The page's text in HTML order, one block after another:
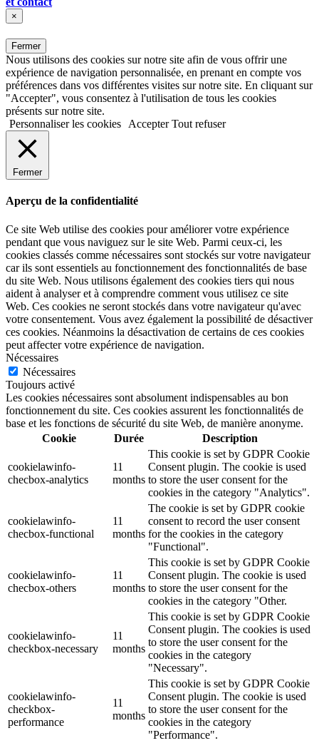
×
Fermer
Nous utilisons des cookies sur notre site afin de vous offrir une
expérience de navigation personnalisée, en prenant en compte vos
préférences dans vos différentes visites sur notre site. En cliquant sur
"Accepter", vous consentez à l'utilisation de tous les cookies
présents sur notre site.
Personnaliser les cookies
Accepter Tout refuser
Fermer
Aperçu de la confidentialité
Ce site Web utilise des cookies pour améliorer votre expérience
pendant que vous naviguez sur le site Web. Parmi ceux-ci, les
cookies classés comme nécessaires sont stockés sur votre navigateur
car ils sont essentiels au fonctionnement des fonctionnalités de base
du site Web. Nous utilisons également des cookies tiers qui nous
aident à analyser et à comprendre comment vous utilisez ce site
Web. Ces cookies ne seront stockés dans votre navigateur qu'avec
votre consentement. Vous avez également la possibilité de désactiver
ces cookies. Néanmoins la désactivation de certains de ces cookies
peut affecter votre expérience de navigation.
Nécessaires
Nécessaires
Toujours activé
Les cookies nécessaires sont absolument indispensables au bon
fonctionnement du site. Ces cookies assurent les fonctionnalités de
base et les fonctions de sécurité du site Web, de manière anonyme.
Cookie
Durée Description
cookielawinfo-
checbox-analytics
11
months
This cookie is set by GDPR Cookie
Consent plugin. The cookie is used
to store the user consent for the
cookies in the category "Analytics".
cookielawinfo-
checbox-functional
11
months
The cookie is set by GDPR cookie
consent to record the user consent
for the cookies in the category
"Functional".
cookielawinfo-
checbox-others
11
months
This cookie is set by GDPR Cookie
Consent plugin. The cookie is used
to store the user consent for the
cookies in the category "Other.
cookielawinfo-
checkbox-necessary
11
months
This cookie is set by GDPR Cookie
Consent plugin. The cookies is used
to store the user consent for the
cookies in the category
"Necessary".
cookielawinfo-
checkbox-
performance
11
months
This cookie is set by GDPR Cookie
Consent plugin. The cookie is used
to store the user consent for the
cookies in the category
"Performance".